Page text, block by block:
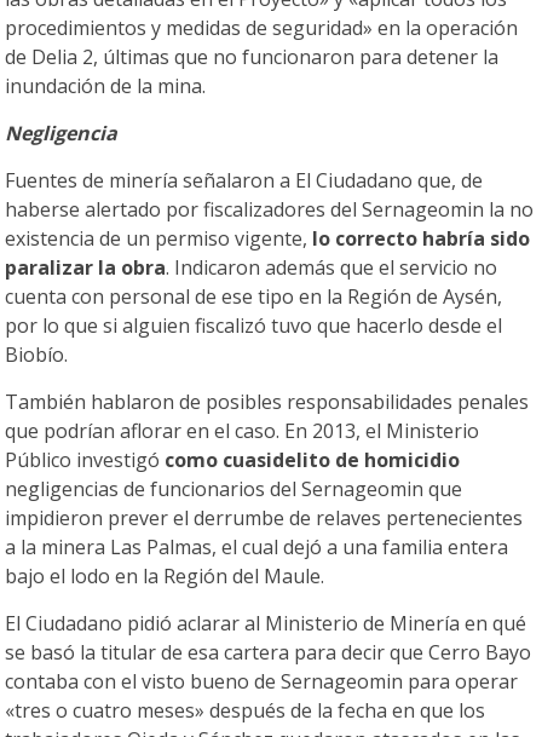
procedimientos y medidas de seguridad» en la operación
de Delia 2, últimas que no funcionaron para detener la
inundación de la mina.
Negligencia
Fuentes de minería señalaron a El Ciudadano que, de
haberse alertado por fiscalizadores del Sernageomin la no
existencia de un permiso vigente, lo correcto habría sido
paralizar la obra. Indicaron además que el servicio no
cuenta con personal de ese tipo en la Región de Aysén,
por lo que si alguien fiscalizó tuvo que hacerlo desde el
Biobío.
También hablaron de posibles responsabilidades penales
que podrían aflorar en el caso. En 2013, el Ministerio
Público investigó como cuasidelito de homicidio
negligencias de funcionarios del Sernageomin que
impidieron prever el derrumbe de relaves pertenecientes
a la minera Las Palmas, el cual dejó a una familia entera
bajo el lodo en la Región del Maule.
El Ciudadano pidió aclarar al Ministerio de Minería en qué
se basó la titular de esa cartera para decir que Cerro Bayo
contaba con el visto bueno de Sernageomin para operar
«tres o cuatro meses» después de la fecha en que los